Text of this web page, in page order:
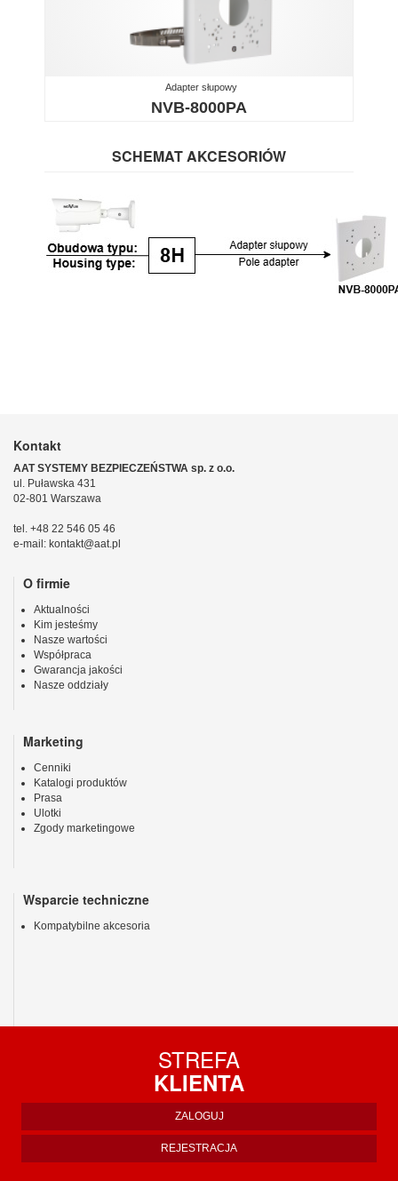
Adapter słupowy
NVB-8000PA
SCHEMAT AKCESORIÓW
Kontakt
AAT SYSTEMY BEZPIECZEŃSTWA sp. z o.o.
ul. Puławska 431
02-801 Warszawa
tel. +48 22 546 05 46
e-mail: kontakt@aat.pl
O firmie
Aktualności
Kim jesteśmy
Nasze wartości
Współpraca
Gwarancja jakości
Nasze oddziały
Marketing
Cenniki
Katalogi produktów
Prasa
Ulotki
Zgody marketingowe
Wsparcie techniczne
Kompatybilne akcesoria
STREFA
KLIENTA
ZALOGUJ
REJESTRACJA